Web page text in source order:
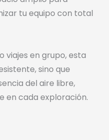
tu equipo con total
viajes en grupo, esta
sino que
del aire libre,
en cada exploración.